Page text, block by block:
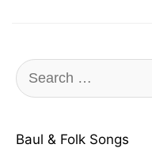
Search
for:
Baul & Folk Songs